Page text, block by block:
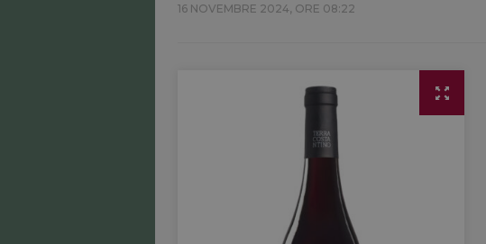
16 NOVEMBRE 2024, ORE 08:22